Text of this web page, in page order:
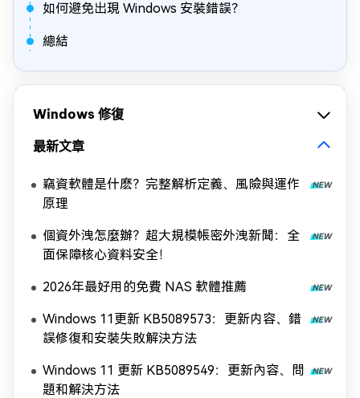
如何避免出現 Windows 安裝錯誤？
總結
Windows 修復
最新文章
竊資軟體是什麽？完整解析定義、風險與運作
原理
個資外洩怎麼辦？超大規模帳密外洩新聞：全
面保障核心資料安全！
2026年最好用的免費 NAS 軟體推薦
Windows 11更新 KB5089573：更新内容、錯
誤修復和安裝失敗解決方法
Windows 11 更新 KB5089549：更新內容、問
題和解決方法